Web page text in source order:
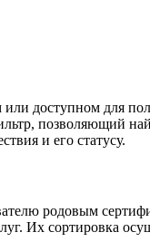
доступном для
позволяющий
и его статусу.
родовым
Их сортировка